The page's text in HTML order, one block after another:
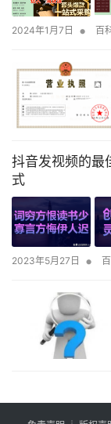
2024年1月7日 • 百
抖音发视频的最
式
2023年5月27日 •